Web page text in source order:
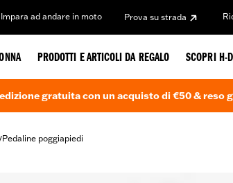
Impara ad andare in moto Prova su strada
PRODOTTI E ARTICOLI DA REGALO SCOPRI H-D
gratuita con un acquisto di €50 & reso
/Pedaline poggiapiedi